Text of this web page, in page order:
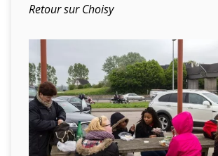
Retour sur Choisy